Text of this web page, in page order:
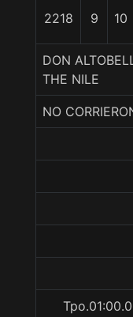
2218 9 10
DON
THE NILE
NO